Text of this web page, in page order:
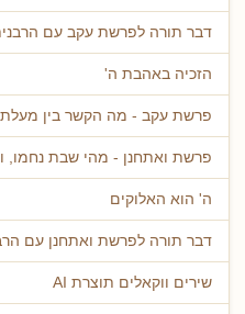
דבר תורה לפרשת עקב עם
הזכיה באהבת ה'
פרשת עקב - מה הקשר בין מעלת
פרשת ואתחנן - מהי שבת נחמו,
ה' הוא האלוקים
דבר תורה לפרשת ואתחנן עם
שירים ווקאלים תוצרת AI